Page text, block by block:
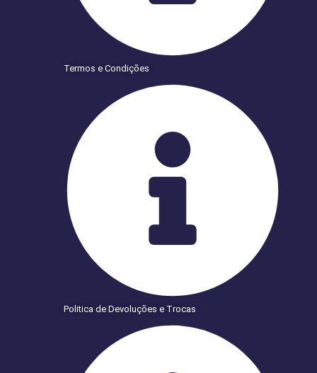
Termos e Condições
Politica de Devoluções e Trocas